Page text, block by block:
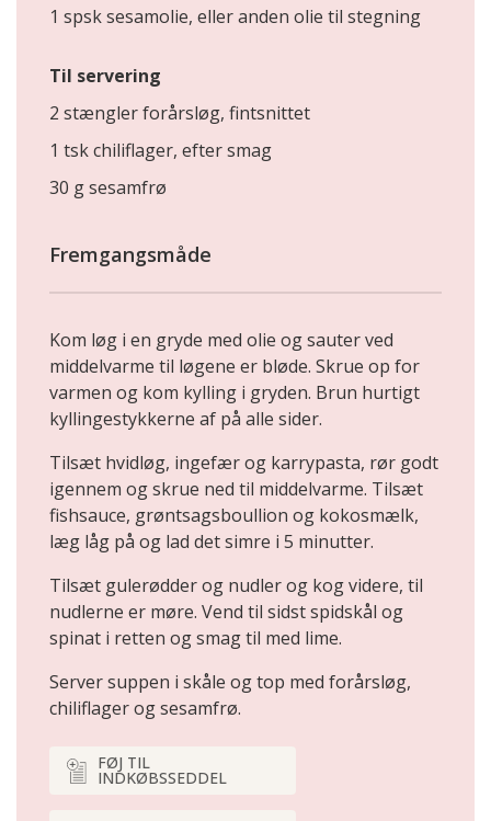
1 spsk sesamolie, eller anden olie til stegning
Til servering
2 stængler forårsløg, fintsnittet
1 tsk chiliflager, efter smag
30 g sesamfrø
Fremgangsmåde
Kom løg i en gryde med olie og sauter ved
middelvarme til løgene er bløde. Skrue op for
varmen og kom kylling i gryden. Brun hurtigt
kyllingestykkerne af på alle sider.
Tilsæt hvidløg, ingefær og karrypasta, rør godt
igennem og skrue ned til middelvarme. Tilsæt
fishsauce, grøntsagsboullion og kokosmælk,
læg låg på og lad det simre i 5 minutter.
Tilsæt gulerødder og nudler og kog videre, til
nudlerne er møre. Vend til sidst spidskål og
spinat i retten og smag til med lime.
Server suppen i skåle og top med forårsløg,
chiliflager og sesamfrø.
FØJ TIL
INDKØBSSEDDEL